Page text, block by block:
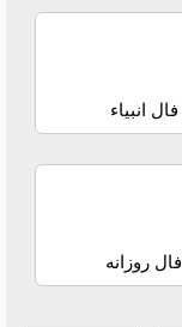
فال انبیاء
فال روزانه